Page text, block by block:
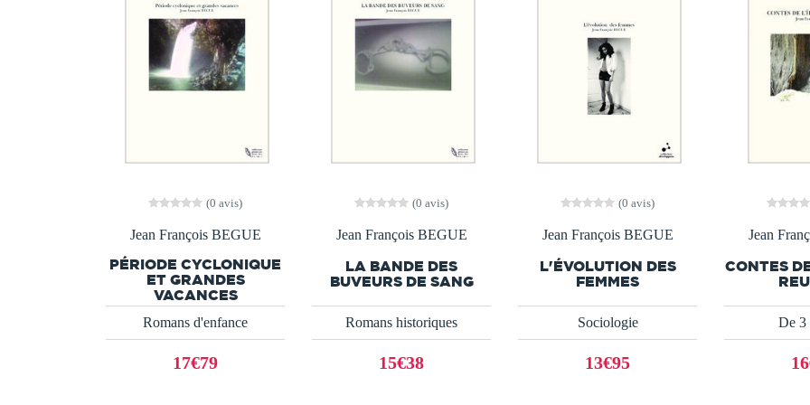
(0 avis)
Jean François BEGUE
PÉRIODE CYCLONIQUE
ET GRANDES
VACANCES
Romans d'enfance
17€79
(0 avis)
Jean François BEGUE
LA BANDE DES
BUVEURS DE SANG
Romans historiques
15€38
(0 avis)
Jean François BEGUE
L'ÉVOLUTION DES
FEMMES
Sociologie
13€95
Jean
CONTES
De 3